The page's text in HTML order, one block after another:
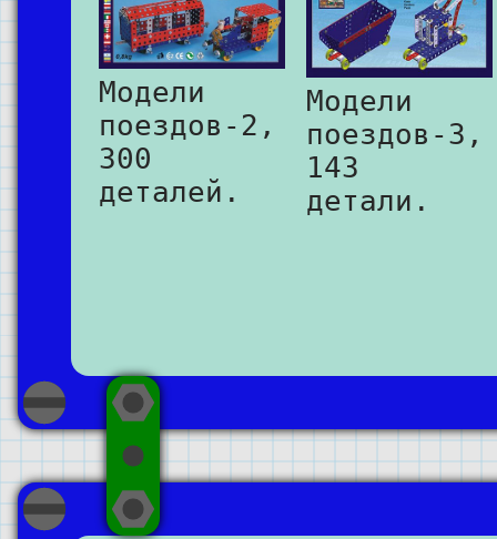
Модели
поездов-2,
300
деталей.
Модели
поездов-3,
143
детали.